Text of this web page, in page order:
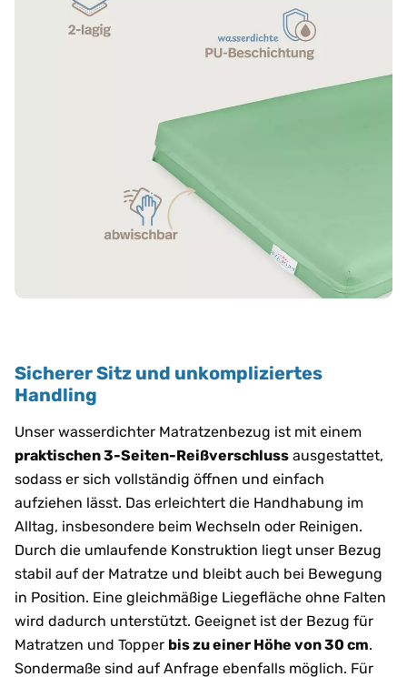
Sicherer Sitz und unkompliziertes
Handling
Unser wasserdichter Matratzenbezug ist mit einem
praktischen 3-Seiten-Reißverschluss ausgestattet,
sodass er sich vollständig öffnen und einfach
aufziehen lässt. Das erleichtert die Handhabung im
Alltag, insbesondere beim Wechseln oder Reinigen.
Durch die umlaufende Konstruktion liegt unser Bezug
stabil auf der Matratze und bleibt auch bei Bewegung
in Position. Eine gleichmäßige Liegefläche ohne Falten
wird dadurch unterstützt. Geeignet ist der Bezug für
Matratzen und Topper bis zu einer Höhe von 30 cm.
Sondermaße sind auf Anfrage ebenfalls möglich. Für